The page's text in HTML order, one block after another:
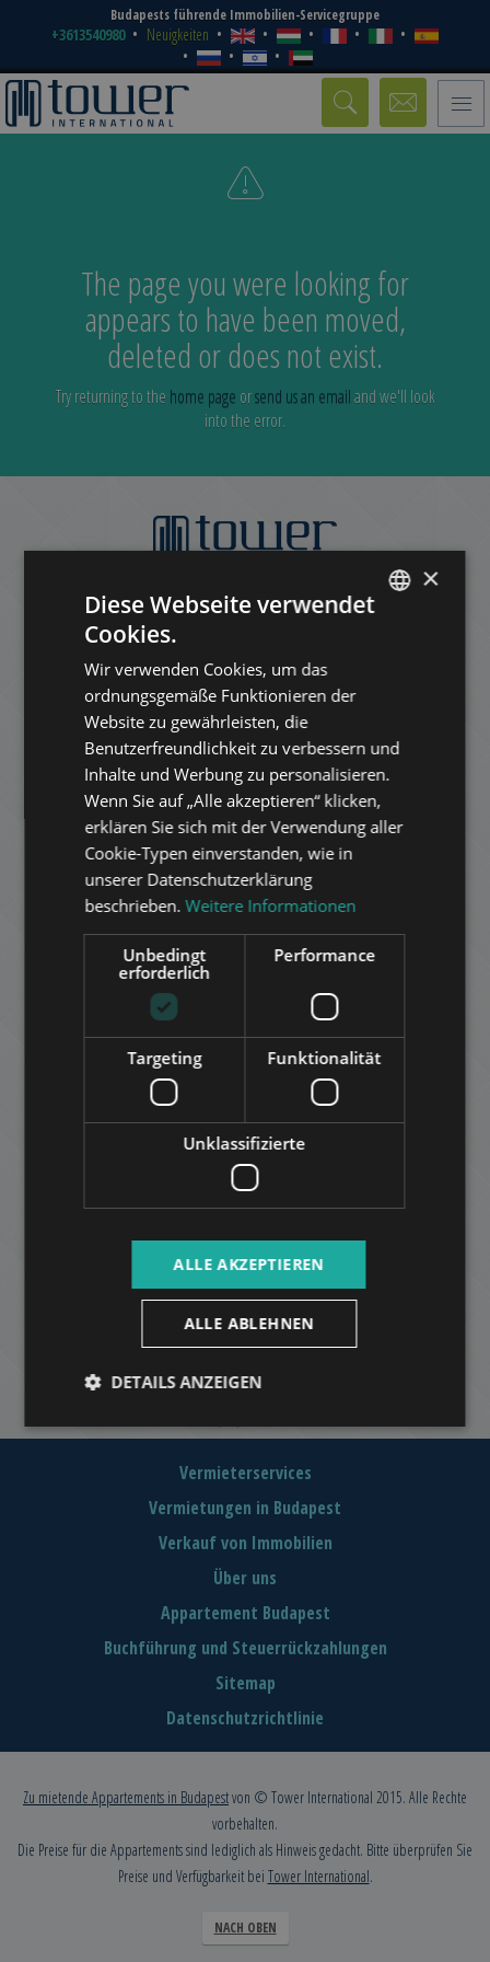
Budapests führende Immobilien-Servicegruppe
+3613540980 Neuigkeiten
Toggle
The page you were looking for
appears to have been moved,
deleted or does not exist.
Try returning to the home page orsend us an emailand we'll look
into the error.
Vermieterservices
Vermietungen in Budapest
Verkauf von Immobilien
Über uns
Appartement Budapest
Buchführung und Steuerrückzahlungen
Sitemap
Datenschutzrichtlinie
Zu mietende Appartements in Budapestvon © Tower International 2015. Alle Rechte
vorbehalten.
Die Preise für die Appartements sind lediglich als Hinweis gedacht. Bitte überprüfen Sie
Preise und Verfügbarkeit bei Tower International.
NACH OBEN
FRENCH
ITALIAN
SPANISH
RUSSIAN
×
Diese Webseite verwendet
Cookies.
Wir verwenden Cookies, um das
ordnungsgemäße Funktionieren der
Website zu gewährleisten, die
Benutzerfreundlichkeit zu verbessern und
Inhalte und Werbung zu personalisieren.
Wenn Sie auf „Alle akzeptieren“ klicken,
erklären Sie sich mit der Verwendung aller
Cookie-Typen einverstanden, wie in
unserer Datenschutzerklärung
beschrieben. Weitere Informationen
Unbedingt
erforderlich
Performance
Targeting Funktionalität
Unklassifizierte
ALLE AKZEPTIEREN
ALLE ABLEHNEN
DETAILS ANZEIGEN